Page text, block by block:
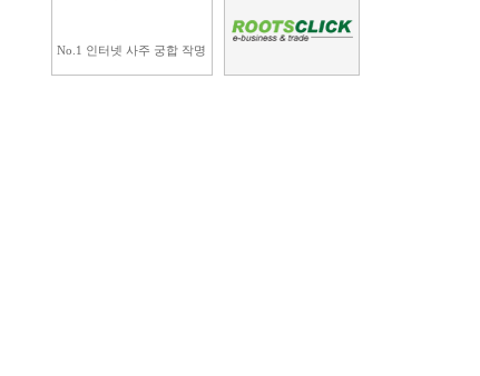
No.1 인터넷 사주 궁합 작명